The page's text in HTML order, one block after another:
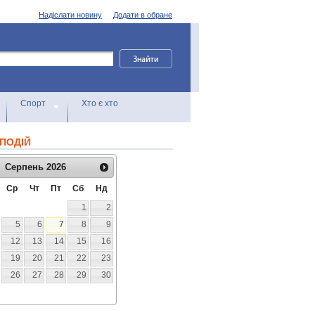
Додати в обране
Надіслати новину
Спорт Хто є хто
Серпень 2026
Ср Чт Пт Сб
Нд
1
2
5 6 7 8
9
12 13 14 15
16
19 20 21 22
23
26 27 28 29
30